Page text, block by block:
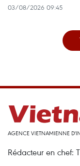
03/08/2026 09:45
AGENCE VIETNAMIENNE
Rédacteur en chef: